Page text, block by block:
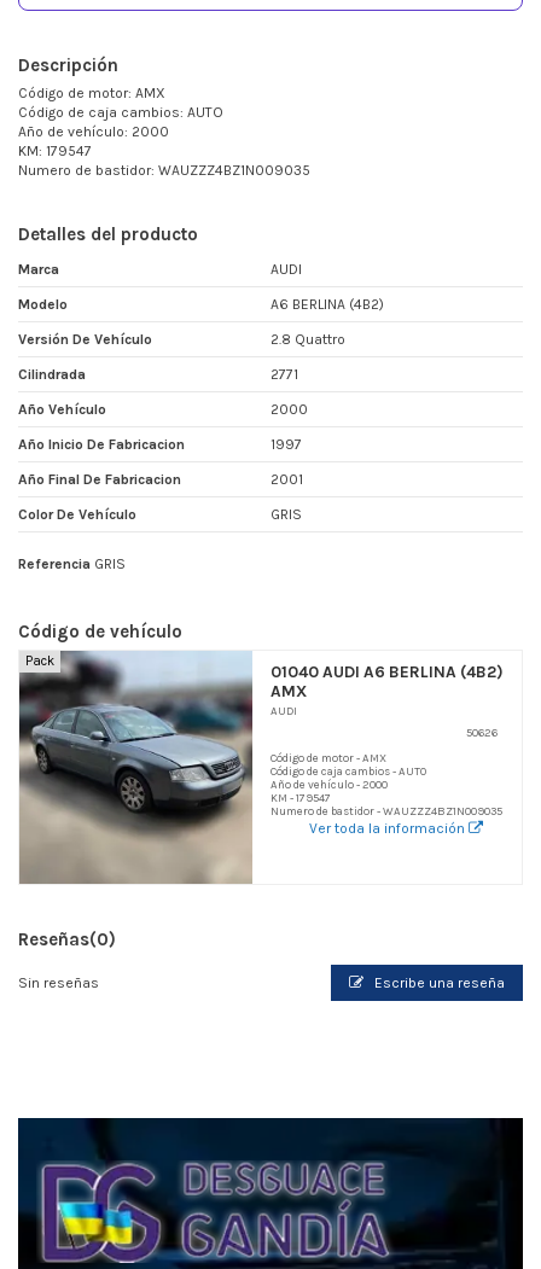
Descripción
Código de motor: AMX
Código de caja cambios: AUTO
Año de vehículo: 2000
KM: 179547
Numero de bastidor: WAUZZZ4BZ1N009035
Detalles del producto
Marca AUDI
Modelo A6 BERLINA (4B2)
Versión De Vehículo 2.8 Quattro
Cilindrada 2771
Año Vehículo 2000
Año Inicio De Fabricacion 1997
Año Final De Fabricacion 2001
Color De Vehículo GRIS
Referencia GRIS
Código de vehículo
Pack
01040 AUDI A6 BERLINA (4B2)
AMX
AUDI
50626
Código de motor - AMX
Código de caja cambios - AUTO
Año de vehículo - 2000
KM - 179547
Numero de bastidor - WAUZZZ4BZ1N009035
Ver toda la información
Reseñas(0)
Sin reseñas Escribe una reseña